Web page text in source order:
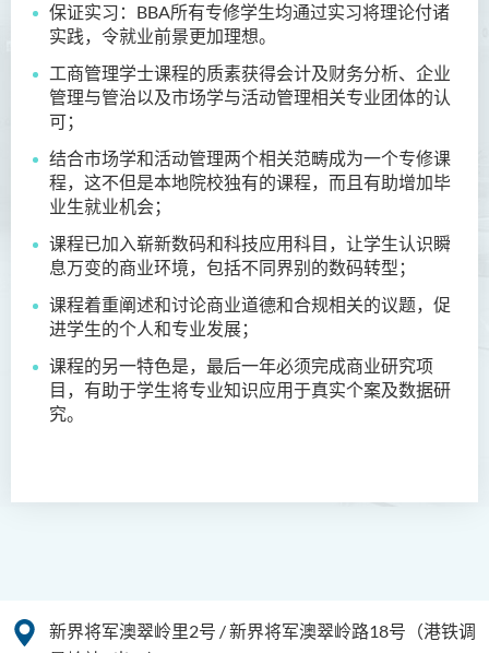
保证实习：BBA所有专修学生均通过实习将理论付诸
实践，令就业前景更加理想。
工商管理学士课程的质素获得会计及财务分析、企业
管理与管治以及市场学与活动管理相关专业团体的认
可；
结合市场学和活动管理两个相关范畴成为一个专修课
程，这不但是本地院校独有的课程，而且有助增加毕
业生就业机会；
课程已加入崭新数码和科技应用科目，让学生认识瞬
息万变的商业环境，包括不同界别的数码转型 ；
课程着重阐述和讨论商业道德和合规相关的议题，促
进学生的个人和专业发展；
课程的另一特色是，最后一年必须完成商业研究项
目，有助于学生将专业知识应用于真实个案及数据研
究。
幼儿教育（荣誉）学士 (全日
制)
健康科学（荣誉）学士 (兼读
护理学（荣誉）学士
位学额)
人工智能（荣誉）理学士
人工智能（荣誉）理学士 (兼
读制)
誉)理学士
药学﹙荣誉﹚理学士
新界将军澳翠岭里2号 / 新界将军澳翠岭路18号（港铁调